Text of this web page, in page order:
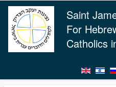
Saint
For
Catholics